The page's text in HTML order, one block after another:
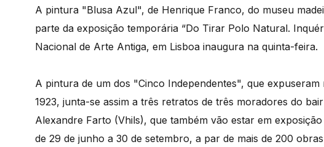
A pintura "Blusa Azul", de Henrique Franco, do museu
parte da exposição temporária “Do Tirar Polo Natural.
Nacional de Arte Antiga, em Lisboa inaugura na quinta-feira.
A pintura de um dos "Cinco Independentes", que
1923, junta-se assim a três retratos de três moradores do
Alexandre Farto (Vhils), que também vão estar em
de 29 de junho a 30 de setembro, a par de mais de 200